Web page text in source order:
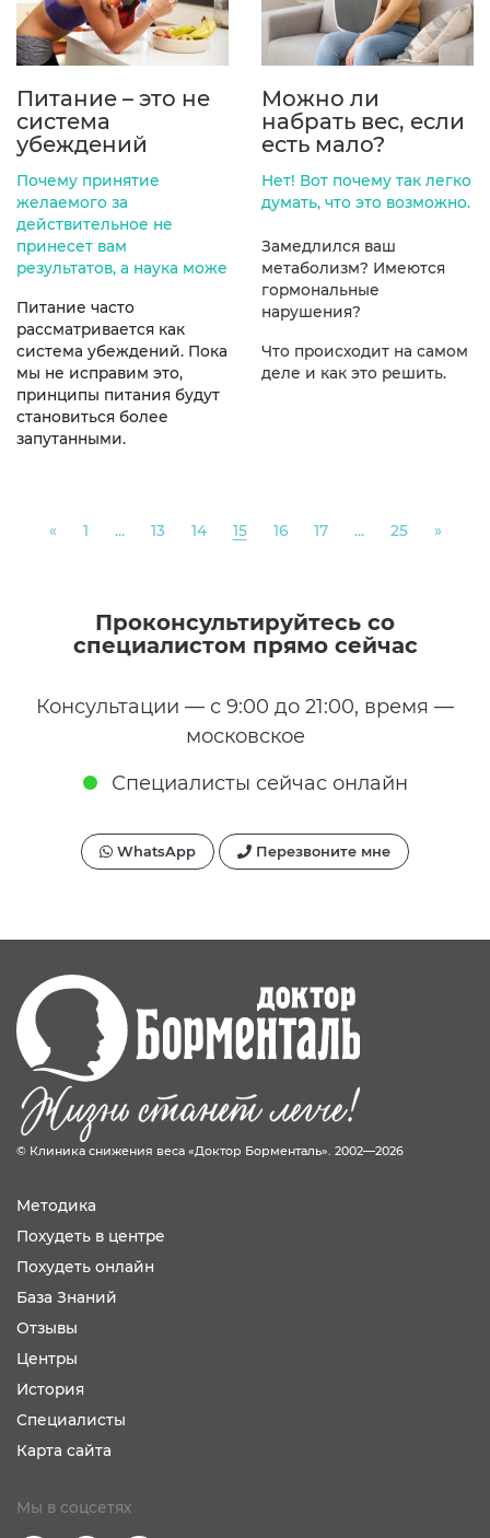
Питание – это не
система
убеждений
Почему принятие
желаемого за
действительное не
принесет вам
результатов, а наука може
Питание часто
рассматривается как
система убеждений. Пока
мы не исправим это,
принципы питания будут
становиться более
запутанными.
Можно ли
набрать вес, если
есть мало?
Нет! Вот почему так легко
думать, что это возможно.
Замедлился ваш
метаболизм? Имеются
гормональные
нарушения?
Что происходит на самом
деле и как это решить.
«Previous
1 ... 13 14 15 16 17 ... 25 »Next
Проконсультируйтесь со
специалистом прямо сейчас
Консультации — с 9:00 до 21:00, время —
московское
Специалисты сейчас онлайн
WhatsApp Перезвоните мне
© Клиника снижения веса «Доктор Борменталь». 2002—2026
Методика
Похудеть в центре
Похудеть онлайн
База Знаний
Отзывы
Центры
История
Специалисты
Карта сайта
Мы в соцсетях